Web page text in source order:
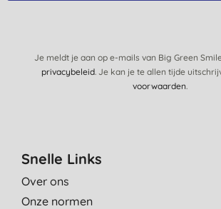
Je meldt je aan op e-mails van Big Green
privacybeleid. Je kan je te allen tijde
voorwaarden.
Snelle Links
Over ons
Onze normen